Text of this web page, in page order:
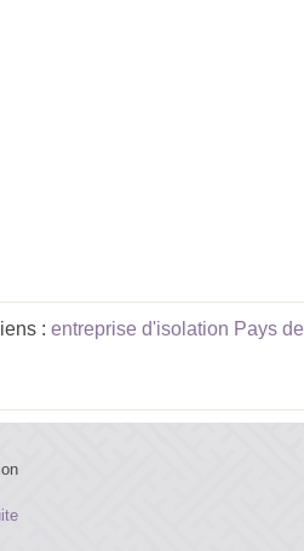
: entreprise d'isolation Pays de